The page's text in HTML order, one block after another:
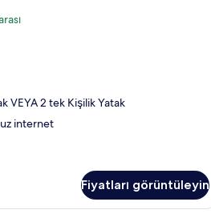
VEYA 2 tek Kişilik Yatak
internet
Fiyatları görüntüleyin